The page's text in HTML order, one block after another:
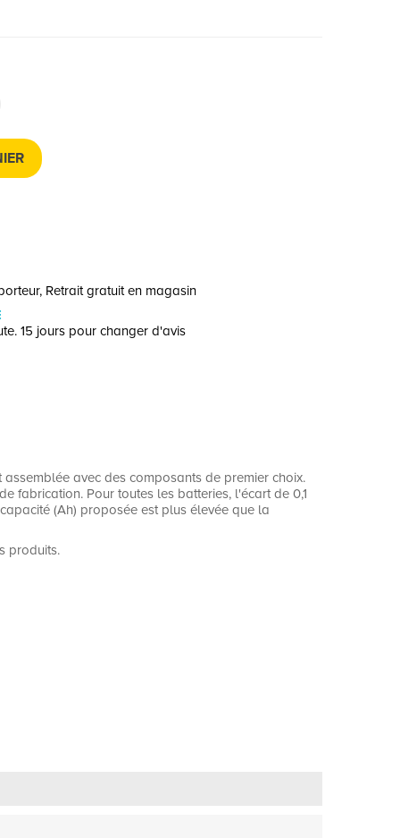
Retrait gratuit en magasin
15 jours pour changer d'avis
avec des composants de premier choix.
fabrication. Pour toutes les batteries, l'écart de 0,1
(Ah) proposée est plus élevée que la
produits.